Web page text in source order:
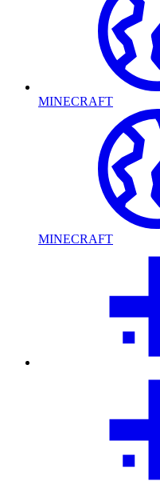
MINECRAFT
MINECRAFT